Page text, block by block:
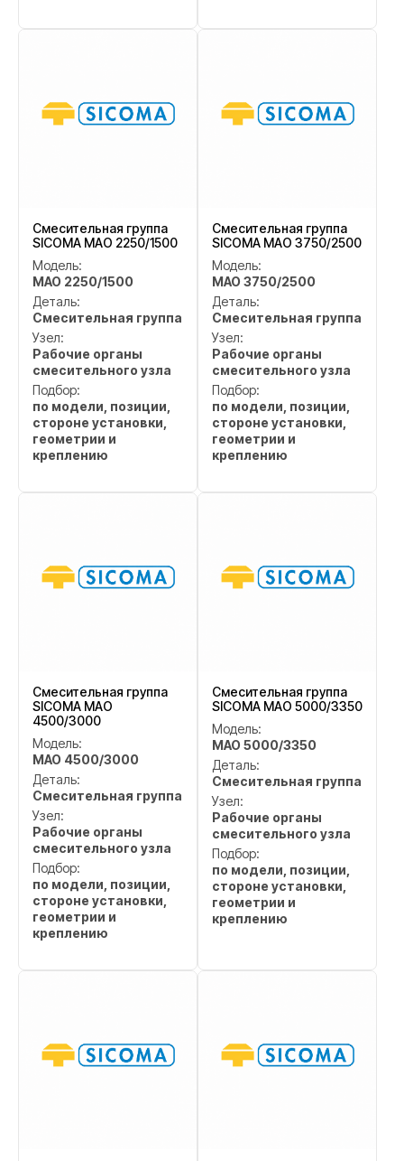
Смесительная группа
SICOMA MAO 2250/1500
Модель:
MAO 2250/1500
Деталь:
Смесительная группа
Узел:
Рабочие органы
смесительного узла
Подбор:
по модели, позиции,
стороне установки,
геометрии и
креплению
Смесительная группа
SICOMA MAO 3750/2500
Модель:
MAO 3750/2500
Деталь:
Смесительная группа
Узел:
Рабочие органы
смесительного узла
Подбор:
по модели, позиции,
стороне установки,
геометрии и
креплению
Смесительная группа
SICOMA MAO
4500/3000
Модель:
MAO 4500/3000
Деталь:
Смесительная группа
Узел:
Рабочие органы
смесительного узла
Подбор:
по модели, позиции,
стороне установки,
геометрии и
креплению
Смесительная группа
SICOMA MAO 5000/3350
Модель:
MAO 5000/3350
Деталь:
Смесительная группа
Узел:
Рабочие органы
смесительного узла
Подбор:
по модели, позиции,
стороне установки,
геометрии и
креплению